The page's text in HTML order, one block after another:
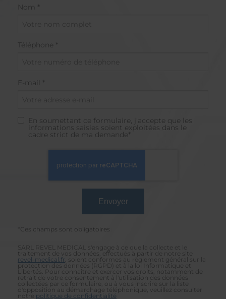
Nom *
Téléphone *
E-mail *
En soumettant ce formulaire, j'accepte que les
informations saisies soient exploitées dans le
cadre strict de ma demande*
*Ces champs sont obligatoires
SARL REVEL MEDICAL s'engage à ce que la collecte et le
traitement de vos données, effectués à partir de notre site
revel-medical.fr
, soient conformes au règlement général sur la
protection des données (RGPD) et à la loi Informatique et
Libertés. Pour connaître et exercer vos droits, notamment de
retrait de votre consentement à l'utilisation des données
collectées par ce formulaire, ou à vous inscrire sur la liste
d'opposition au démarchage téléphonique, veuillez consulter
notre politique de confidentialité